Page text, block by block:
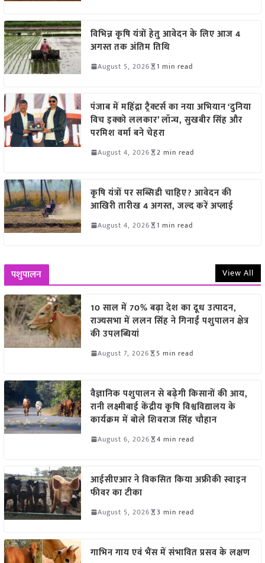
विभिन्न कृषि यंत्रों हेतु आवेदन के लिए आज 4
अगस्त तक अंतिम तिथि
August 5, 2026 1 min read
पंजाब में महिंद्रा ट्रैक्टर्स का नया अभियान ‘दुनिया
विच इक्को ललकार’ लॉन्च, सुखबीर सिंह और
परमिश वर्मा बने चेहरा
August 4, 2026 2 min read
कृषि यंत्रों पर सब्सिडी चाहिए? आवेदन की
आखिरी तारीख 4 अगस्त, जल्द करें अप्लाई
August 4, 2026 1 min read
पशुपालन View All
10 साल में 70% बढ़ा देश का दूध उत्पादन,
राज्यसभा में ललन सिंह ने गिनाईं पशुपालन क्षेत्र
की उपलब्धियां
August 7, 2026 5 min read
वैज्ञानिक पशुपालन से बढ़ेगी किसानों की आय,
रानी लक्ष्मीबाई केंद्रीय कृषि विश्वविद्यालय के
कार्यक्रम में बोले शिवराज सिंह चौहान
August 6, 2026 4 min read
आईसीएआर ने विकसित किया अफ्रीकी स्वाइन
फीवर का टीका
August 5, 2026 3 min read
गाभिन गाय एवं भैंस में संभावित प्रसव के लक्षण